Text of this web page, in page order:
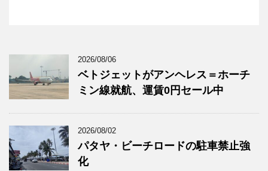
2026/08/06
ベトジェットがアンヘレス＝ホーチ
ミン線就航、運賃0円セール中
2026/08/02
パタヤ・ビーチロードの駐車禁止強
化